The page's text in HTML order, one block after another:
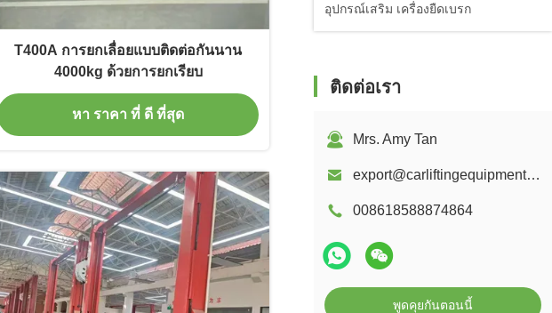
อุปกรณ์เสริม เครื่องยืดเบรก
ติดต่อเรา
Mrs. Amy Tan
export@carliftingequipments.com
008618588874864
พูดคุยกันตอนนี้
T400A การยกเลื่อยแบบติดต่อกันนาน
4000kg ด้วยการยกเรียบ
หา ราคา ที่ ดี ที่สุด